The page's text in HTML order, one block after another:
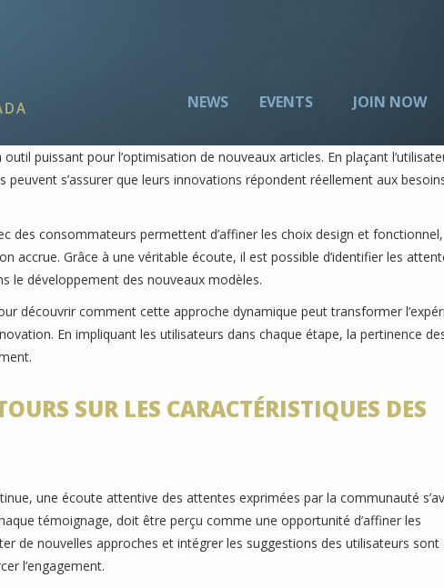
NEWS EVENTS JOIN NOW
puissant pour l’optimisation de nouveaux articles. En plaçant
s’assurer que leurs innovations répondent réellement aux
des consommateurs permettent d’affiner les choix design et fonctionnel,
accrue. Grâce à une véritable écoute, il est possible d’identifier les
le développement des nouveaux modèles.
découvrir comment cette approche dynamique peut transformer
En impliquant les utilisateurs dans chaque étape, la pertinence
SUR LES CARACTÉRISTIQUES DES
une écoute attentive des attentes exprimées par la communauté
témoignage, doit être perçu comme une opportunité d’affiner les
de nouvelles approches et intégrer les suggestions des utilisateurs sont
l’engagement.